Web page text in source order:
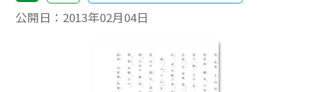
公開日： 2013年02月04日